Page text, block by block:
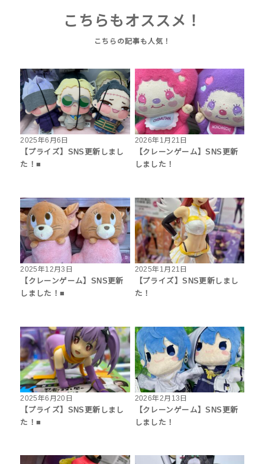
こちらもオススメ！
2025年6月6日
【プライズ】SNS更新しまし
た！■
2026年1月21日
【クレーンゲーム】SNS更新
しました！
2025年12月3日
【クレーンゲーム】SNS更新
しました！■
2025年1月21日
【プライズ】SNS更新しまし
た！
2025年6月20日
【プライズ】SNS更新しまし
た！■
2026年2月13日
【クレーンゲーム】SNS更新
しました！